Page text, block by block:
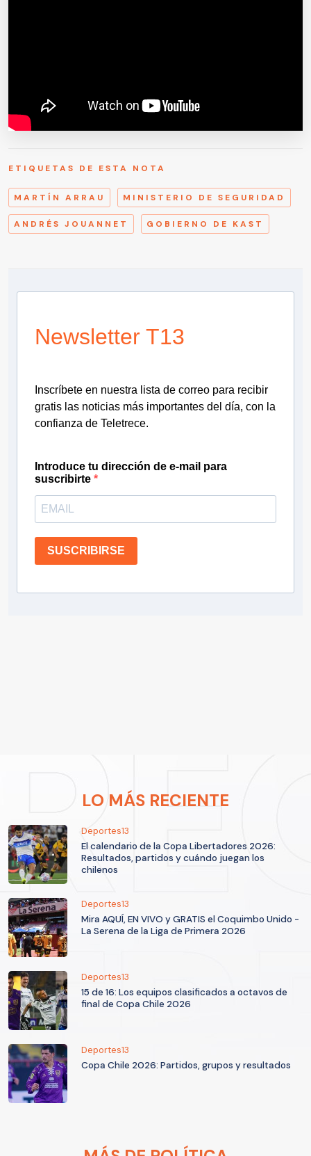
ETIQUETAS DE ESTA NOTA
MARTÍN ARRAU MINISTERIO DE SEGURIDAD
ANDRÉS JOUANNET GOBIERNO DE KAST
Newsletter T13
Inscríbete en nuestra lista de correo para recibir
gratis las noticias más importantes del día, con la
confianza de Teletrece.
Introduce tu dirección de e-mail para
suscribirte
SUSCRIBIRSE
LO MÁS RECIENTE
Deportes13
El calendario de la Copa Libertadores 2026:
Resultados, partidos y cuándo juegan los
chilenos
Deportes13
Mira AQUÍ, EN VIVO y GRATIS el Coquimbo Unido -
La Serena de la Liga de Primera 2026
Deportes13
15 de 16: Los equipos clasificados a octavos de
final de Copa Chile 2026
Deportes13
Copa Chile 2026: Partidos, grupos y resultados